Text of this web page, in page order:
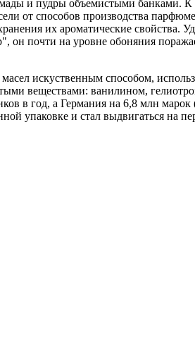
и пудры объемистыми банками.
от способов производства
их ароматические свойства.
почти на уровне обоняния
искуственным способом,
веществами: ванилином,
в год, а Германия на 6,8 млн
упаковке и стал выдвигаться на